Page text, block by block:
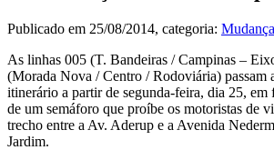
Publicado em 25/08/2014, categoria:
As linhas 005 (T. Bandeiras / Campinas –
(Morada Nova / Centro / Rodoviária) passam
itinerário a partir de segunda-feira, dia 25, em
de um semáforo que proíbe os motoristas de
trecho entre a Av. Aderup e a Avenida
Jardim.